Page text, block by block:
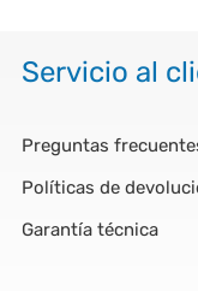
Servicio al
Preguntas
Políticas de
Garantía técnica